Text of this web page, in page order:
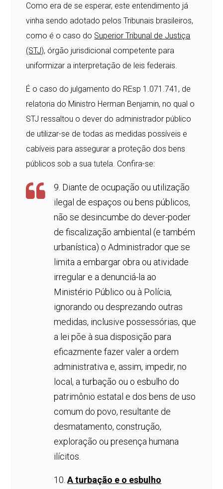
Como era de se esperar, este entendimento já
vinha sendo adotado pelos Tribunais brasileiros,
como é o caso do Superior Tribunal de Justiça
(STJ), órgão jurisdicional competente para
uniformizar a interpretação de leis federais.
É o caso do julgamento do REsp 1.071.741, de
relatoria do Ministro Herman Benjamin, no qual o
STJ ressaltou o dever do administrador público
de utilizar-se de todas as medidas possíveis e
cabíveis para assegurar a proteção dos bens
públicos sob a sua tutela. Confira-se:
9. Diante de ocupação ou utilização
ilegal de espaços ou bens públicos,
não se desincumbe do dever-poder
de fiscalização ambiental (e também
urbanística) o Administrador que se
limita a embargar obra ou atividade
irregular e a denunciá-la ao
Ministério Público ou à Polícia,
ignorando ou desprezando outras
medidas, inclusive possessórias, que
a lei põe à sua disposição para
eficazmente fazer valer a ordem
administrativa e, assim, impedir, no
local, a turbação ou o esbulho do
patrimônio estatal e dos bens de uso
comum do povo, resultante de
desmatamento, construção,
exploração ou presença humana
ilícitos.
10.A turbação e o esbulho